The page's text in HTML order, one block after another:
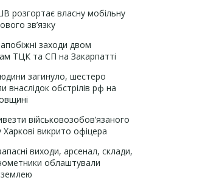
розгортає власну мобільну
зв’язку
заходи двом
ТЦК та СП на Закарпатті
загинуло, шестеро
внаслідок обстрілів рф на
військовозобов’язаного
Харкові викрито офіцера
виходи, арсенал, склади,
облаштували
землею